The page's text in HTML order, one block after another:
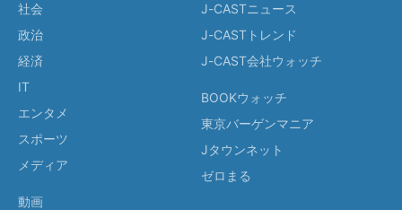
社会
政治
経済
IT
エンタメ
スポーツ
メディア
動画
J-CASTニュース
J-CASTトレンド
J-CAST会社ウォッチ
BOOKウォッチ
東京バーゲンマニア
Jタウンネット
ゼロまる